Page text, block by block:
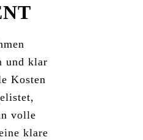
und klar
Kosten
volle
klare